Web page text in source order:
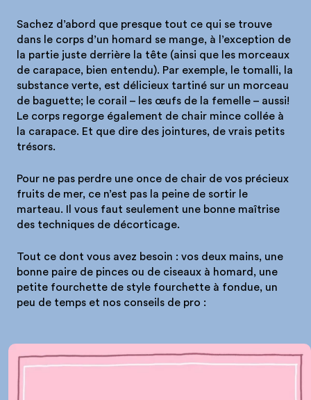
Sachez d’abord que presque tout ce qui se trouve
dans le corps d’un homard se mange, à l’exception de
la partie juste derrière la tête (ainsi que les morceaux
de carapace, bien entendu). Par exemple, le tomalli, la
substance verte, est délicieux tartiné sur un morceau
de baguette; le corail – les œufs de la femelle – aussi!
Le corps regorge également de chair mince collée à
la carapace. Et que dire des jointures, de vrais petits
trésors.
Pour ne pas perdre une once de chair de vos précieux
fruits de mer, ce n’est pas la peine de sortir le
marteau. Il vous faut seulement une bonne maîtrise
des techniques de décorticage.
Tout ce dont vous avez besoin : vos deux mains, une
bonne paire de pinces ou de ciseaux à homard, une
petite fourchette de style fourchette à fondue, un
peu de temps et nos conseils de pro :